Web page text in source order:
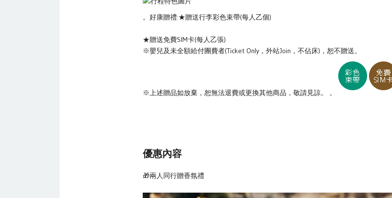
。好康贈禮:★贈送行李彩色束帶(每人乙個)
★贈送免費SIM卡(每人乙張)
※嬰兒及未全額給付團費者(Ticket Only，外站Join，不佔床)，恕不贈送。
※上述贈品如放棄，恕無法退費或更換其他商品，敬請見諒。 。
優惠內容
🎁兩人同行贈香氛禮